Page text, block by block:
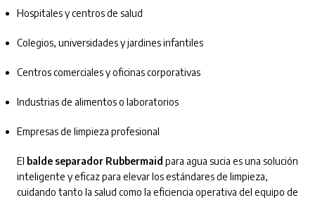
Hospitales y centros de salud
Colegios, universidades y jardines infantiles
Centros comerciales y oficinas corporativas
Industrias de alimentos o laboratorios
Empresas de limpieza profesional
El balde separador Rubbermaid para agua sucia es una solución
inteligente y eficaz para elevar los estándares de limpieza,
cuidando tanto la salud como la eficiencia operativa del equipo de